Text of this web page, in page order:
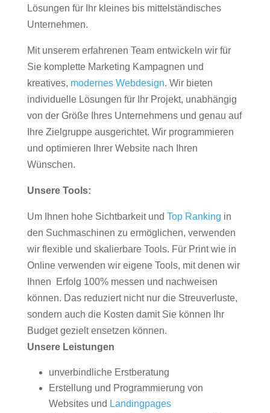
Lösungen für Ihr kleines bis mittelständisches
Unternehmen.
Mit unserem erfahrenen Team entwickeln wir für
Sie komplette Marketing Kampagnen und
kreatives, modernes Webdesign. Wir bieten
individuelle Lösungen für Ihr Projekt, unabhängig
von der Größe Ihres Unternehmens und genau auf
Ihre Zielgruppe ausgerichtet. Wir programmieren
und optimieren Ihrer Website nach Ihren
Wünschen.
Unsere Tools:
Um Ihnen hohe Sichtbarkeit und Top Ranking in
den Suchmaschinen zu ermöglichen, verwenden
wir flexible und skalierbare Tools. Für Print wie in
Online verwenden wir eigene Tools, mit denen wir
Ihnen Erfolg 100% messen und nachweisen
können. Das reduziert nicht nur die Streuverluste,
sondern auch die Kosten damit Sie können Ihr
Budget gezielt ensetzen können.
Unsere Leistungen
unverbindliche Erstberatung
Erstellung und Programmierung von
Websites und Landingpages